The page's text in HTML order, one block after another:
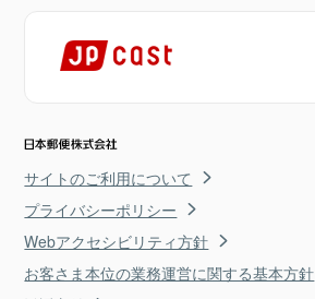
サイトのご利用について
プライバシーポリシー
Webアクセシビリティ方針
お客さま本位の業務運営に関する基本方針